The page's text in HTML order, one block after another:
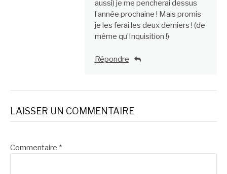
aussi) je me pencherai dessus
l’année prochaine ! Mais promis
je les ferai les deux derniers ! (de
même qu’Inquisition !)
Répondre
LAISSER UN COMMENTAIRE
Commentaire *